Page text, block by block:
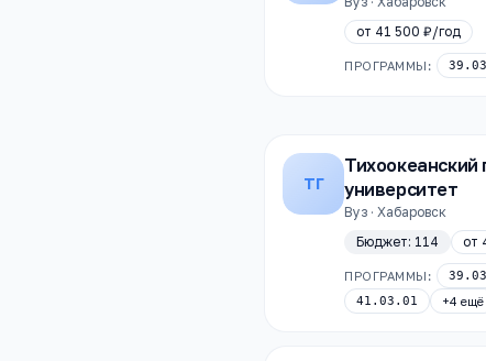
от 41 500 ₽/год
ПРОГРАММЫ:
ТГ
Тихоокеанский
университет
Вуз · Хабаровск
Бюджет: 114 от
ПРОГРАММЫ:
41.03.01
+4 ещё